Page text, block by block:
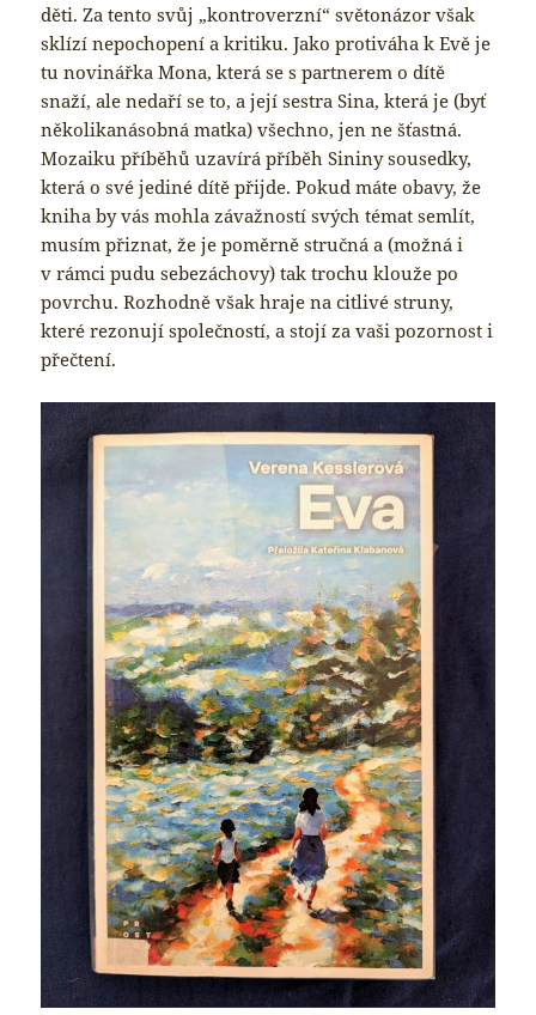
děti. Za tento svůj „kontroverzní“ světonázor však
sklízí nepochopení a kritiku. Jako protiváha k Evě je
tu novinářka Mona, která se s partnerem o dítě
snaží, ale nedaří se to, a její sestra Sina, která je (byť
několikanásobná matka) všechno, jen ne šťastná.
Mozaiku příběhů uzavírá příběh Sininy sousedky,
která o své jediné dítě přijde. Pokud máte obavy, že
kniha by vás mohla závažností svých témat semlít,
musím přiznat, že je poměrně stručná a (možná i
v rámci pudu sebezáchovy) tak trochu klouže po
povrchu. Rozhodně však hraje na citlivé struny,
které rezonují společností, a stojí za vaši pozornost i
přečtení.